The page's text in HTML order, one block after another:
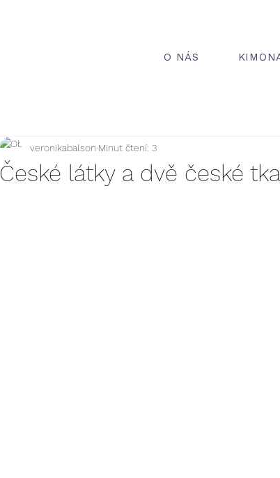
O NÁS
České látky a dvě české
veronikabalson Minut čtení: 3